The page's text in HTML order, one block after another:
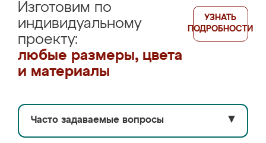
Изготовим по
индивидуальному
проекту:
любые размеры, цвета
и материалы
УЗНАТЬ
ПОДРОБНОСТИ
Часто задаваемые вопросы ▼